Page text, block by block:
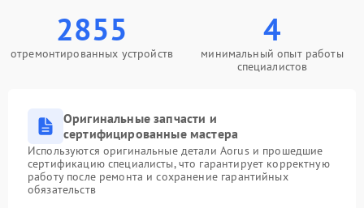
2855
отремонтированных устройств
4
минимальный опыт работы
специалистов
Оригинальные запчасти и
сертифицированные мастера
Используются оригинальные детали Aorus и прошедшие
сертификацию специалисты, что гарантирует корректную
работу после ремонта и сохранение гарантийных
обязательств